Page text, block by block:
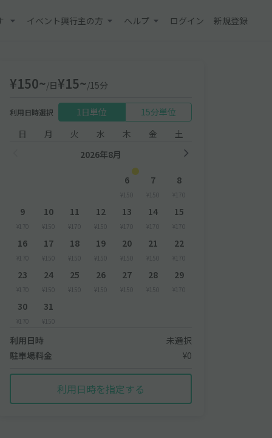
イベント興行主の方 ヘルプ ログイン 新規登録
¥150~/日¥15~/15分
利用日時選択 1日単位
15分単位
日
月 火 水 木 金
土
2026年8月
6
¥150
7
¥150
8
¥170
9
¥170
10
¥150
11
¥170
12
¥150
13
¥170
14
¥170
15
¥170
16
¥170
17
¥150
18
¥150
19
¥150
20
¥150
21
¥150
22
¥170
23
¥170
24
¥150
25
¥150
26
¥150
27
¥150
28
¥150
29
¥170
30
¥170
31
¥150
利用日時
未選択
駐車場料金
¥0
利用日時を指定する